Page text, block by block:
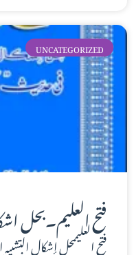
UNCATEGORIZED
فتح العلیم۔بحل
فتح العليممحل إشكال